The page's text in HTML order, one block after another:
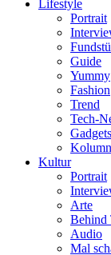
Lifestyle
Portrait
Guide
Yummy
Fashion
Trend
Tech-
Gadgets
Kultur
Portrait
Arte
Behind
Audio
Mal